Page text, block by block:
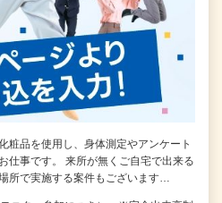
粧品を使用し、身体測定やアンケート
仕事です。 来所が無くご自宅で出来る
所で実施する案件もございます…